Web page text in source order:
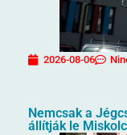
2026-08-06
Nemcsak a
állítják le